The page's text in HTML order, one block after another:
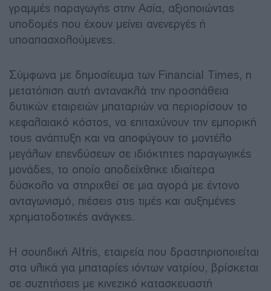
γραμμές παραγωγής στην Ασία, αξιοποιώντας
υποδομές που έχουν μείνει ανενεργές ή
υποαπασχολούμενες.
Σύμφωνα με δημοσίευμα των Financial Times, η
μετατόπιση αυτή αντανακλά την προσπάθεια
δυτικών εταιρειών μπαταριών να περιορίσουν το
κεφαλαιακό κόστος, να επιταχύνουν την εμπορική
τους ανάπτυξη και να αποφύγουν το μοντέλο
μεγάλων επενδύσεων σε ιδιόκτητες παραγωγικές
μονάδες, το οποίο αποδείχθηκε ιδιαίτερα
δύσκολο να στηριχθεί σε μια αγορά με έντονο
ανταγωνισμό, πιέσεις στις τιμές και αυξημένες
χρηματοδοτικές ανάγκες.
Η σουηδική Altris, εταιρεία που δραστηριοποιείται
στα υλικά για μπαταρίες ιόντων νατρίου, βρίσκεται
σε συζητήσεις με κινεζικό κατασκευαστή